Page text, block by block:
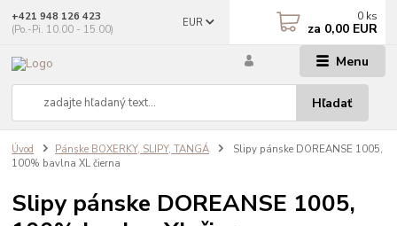
Menu
EUR
Hľadať
+421 948 126 423
(Po.-Pi. 10.00 - 15.00)
0 ks
za 0,00 EUR
Úvod Pánske BOXERKY, SLIPY, TANGÁ
Slipy pánske DOREANSE 1005,
100% bavlna XL čierna
Slipy pánske DOREANSE 1005,